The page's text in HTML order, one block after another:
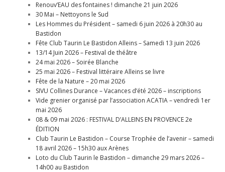
Renouv’EAU des fontaines ! dimanche 21 juin 2026
30 Mai – Nettoyons le Sud
Les Hommes du Président – samedi 6 juin 2026 à 20h30 au
Bastidon
Fête Club Taurin Le Bastidon Alleins – Samedi 13 juin 2026
13/14 Juin 2026 – Festival de théâtre
24 mai 2026 – Soirée Blanche
25 mai 2026 – Festival littéraire Alleins se livre
Fête de la Nature – 20 mai 2026
SIVU Collines Durance – Vacances d’été 2026 – inscriptions
Vide grenier organisé par l’association ACATIA – vendredi 1er
mai 2026
08 & 09 mai 2026 : FESTIVAL D’ALLEINS EN PROVENCE 2e
ÉDITION
Club Taurin Le Bastidon – Course Trophée de l’avenir – samedi
18 avril 2026 – 15h30 aux Arènes
Loto du Club Taurin le Bastidon – dimanche 29 mars 2026 –
14h00 au Bastidon